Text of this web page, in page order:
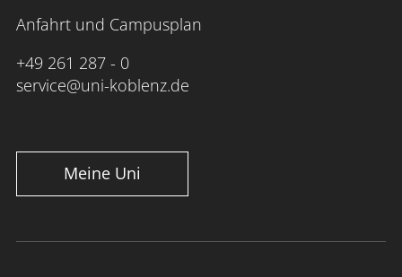
Anfahrt und Campusplan
+49 261 287 - 0
service@uni-koblenz.de
Meine Uni